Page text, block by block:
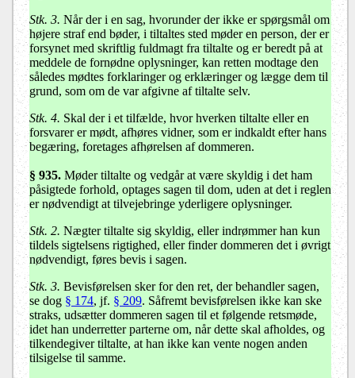
Stk. 3. Når der i en sag, hvorunder der ikke er spørgsmål om
højere straf end bøder, i tiltaltes sted møder en person, der er
forsynet med skriftlig fuldmagt fra tiltalte og er beredt på at
meddele de fornødne oplysninger, kan retten modtage den
således mødtes forklaringer og erklæringer og lægge dem til
grund, som om de var afgivne af tiltalte selv.
Stk. 4. Skal der i et tilfælde, hvor hverken tiltalte eller en
forsvarer er mødt, afhøres vidner, som er indkaldt efter hans
begæring, foretages afhørelsen af dommeren.
§ 935. Møder tiltalte og vedgår at være skyldig i det ham
påsigtede forhold, optages sagen til dom, uden at det i reglen
er nødvendigt at tilvejebringe yderligere oplysninger.
Stk. 2. Nægter tiltalte sig skyldig, eller indrømmer han kun
tildels sigtelsens rigtighed, eller finder dommeren det i øvrigt
nødvendigt, føres bevis i sagen.
Stk. 3. Bevisførelsen sker for den ret, der behandler sagen,
se dog § 174, jf. § 209. Såfremt bevisførelsen ikke kan ske
straks, udsætter dommeren sagen til et følgende retsmøde,
idet han underretter parterne om, når dette skal afholdes, og
tilkendegiver tiltalte, at han ikke kan vente nogen anden
tilsigelse til samme.